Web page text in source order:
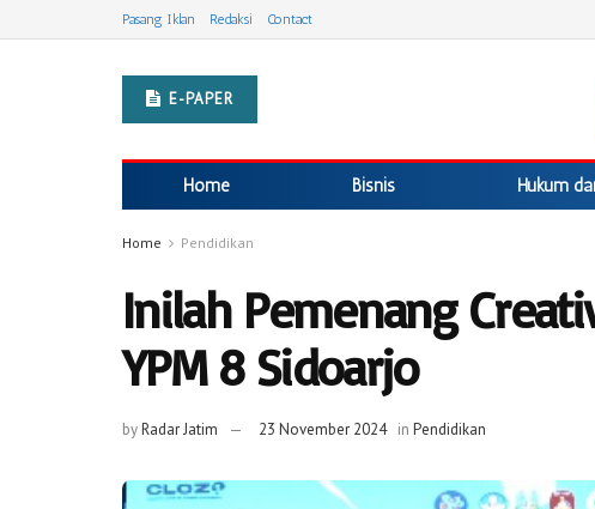
Pasang Iklan Redaksi Contact
E-PAPER
Home Bisnis Hukum
Home Pendidikan
Inilah Pemenang
YPM 8 Sidoarjo
byRadar Jatim 23 November 2024 in Pendidikan